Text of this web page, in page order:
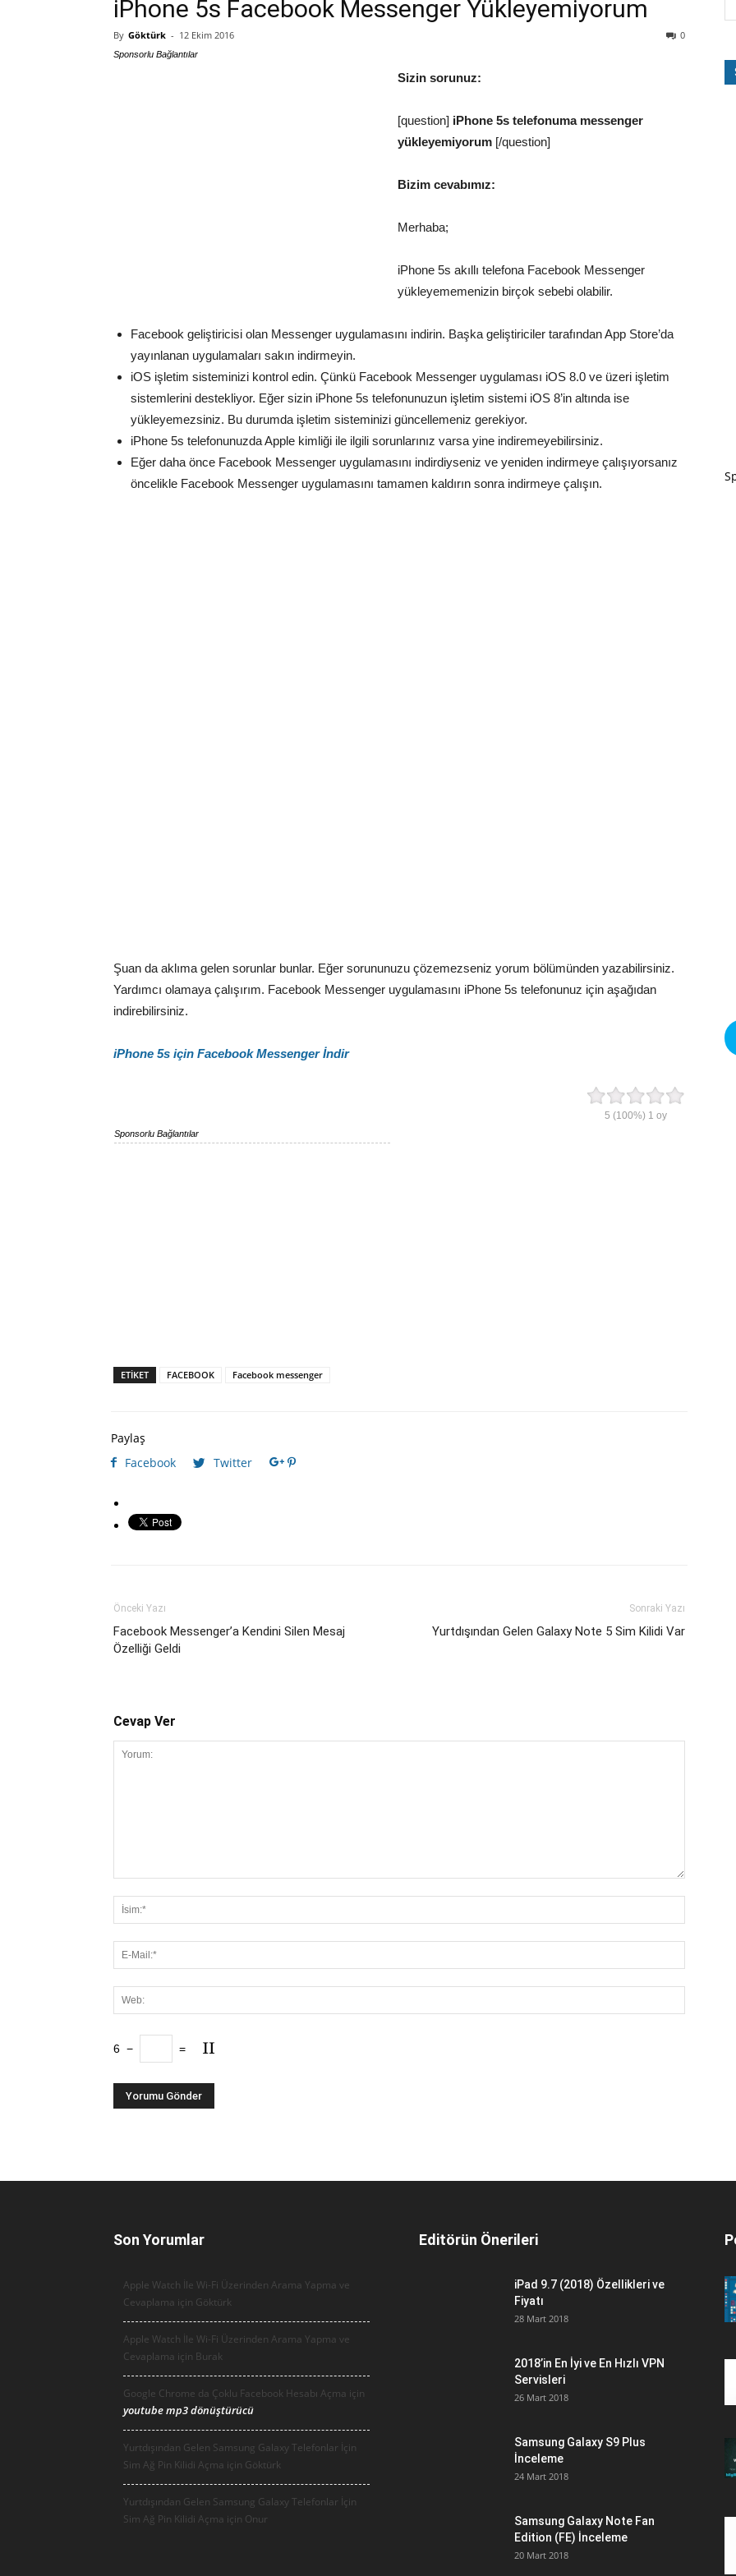
iPhone 5s Facebook Messenger Yükleyemiyorum
By Göktürk - 12 Ekim 2016 0
Sponsorlu Bağlantılar
Sizin sorunuz:
[question] iPhone 5s telefonuma messenger
yükleyemiyorum [/question]
Bizim cevabımız:
Merhaba;
iPhone 5s akıllı telefona Facebook Messenger
yükleyememenizin birçok sebebi olabilir.
Facebook geliştiricisi olan Messenger uygulamasını indirin. Başka geliştiriciler tarafından App Store’da
yayınlanan uygulamaları sakın indirmeyin.
iOS işletim sisteminizi kontrol edin. Çünkü Facebook Messenger uygulaması iOS 8.0 ve üzeri işletim
sistemlerini destekliyor. Eğer sizin iPhone 5s telefonunuzun işletim sistemi iOS 8’in altında ise
yükleyemezsiniz. Bu durumda işletim sisteminizi güncellemeniz gerekiyor.
iPhone 5s telefonunuzda Apple kimliği ile ilgili sorunlarınız varsa yine indiremeyebilirsiniz.
Eğer daha önce Facebook Messenger uygulamasını indirdiyseniz ve yeniden indirmeye çalışıyorsanız
öncelikle Facebook Messenger uygulamasını tamamen kaldırın sonra indirmeye çalışın.
Şuan da aklıma gelen sorunlar bunlar. Eğer sorununuzu çözemezseniz yorum bölümünden yazabilirsiniz.
Yardımcı olamaya çalışırım. Facebook Messenger uygulamasını iPhone 5s telefonunuz için aşağıdan
indirebilirsiniz.
iPhone 5s için Facebook Messenger İndir
5 (100%) 1 oy
Sponsorlu Bağlantılar
ETIKET FACEBOOK Facebook messenger
Paylaş
Facebook
Twitter
Önceki Yazı
Facebook Messenger’a Kendini Silen Mesaj
Özelliği Geldi
Sonraki Yazı
Yurtdışından Gelen Galaxy Note 5 Sim Kilidi Var
Cevap Ver
6 − =
Son Yorumlar
Apple Watch İle Wi-Fi Üzerinden Arama Yapma ve
Cevaplama için Göktürk
Apple Watch İle Wi-Fi Üzerinden Arama Yapma ve
Cevaplama için Burak
Google Chrome da Çoklu Facebook Hesabı Açma için
youtube mp3 dönüştürücü
Yurtdışından Gelen Samsung Galaxy Telefonlar İçin
Sim Ağ Pin Kilidi Açma için Göktürk
Yurtdışından Gelen Samsung Galaxy Telefonlar İçin
Sim Ağ Pin Kilidi Açma için Onur
Editörün Önerileri
iPad 9.7 (2018) Özellikleri ve
Fiyatı
28 Mart 2018
2018’in En İyi ve En Hızlı VPN
Servisleri
26 Mart 2018
Samsung Galaxy S9 Plus
İnceleme
24 Mart 2018
Samsung Galaxy Note Fan
Edition (FE) İnceleme
20 Mart 2018